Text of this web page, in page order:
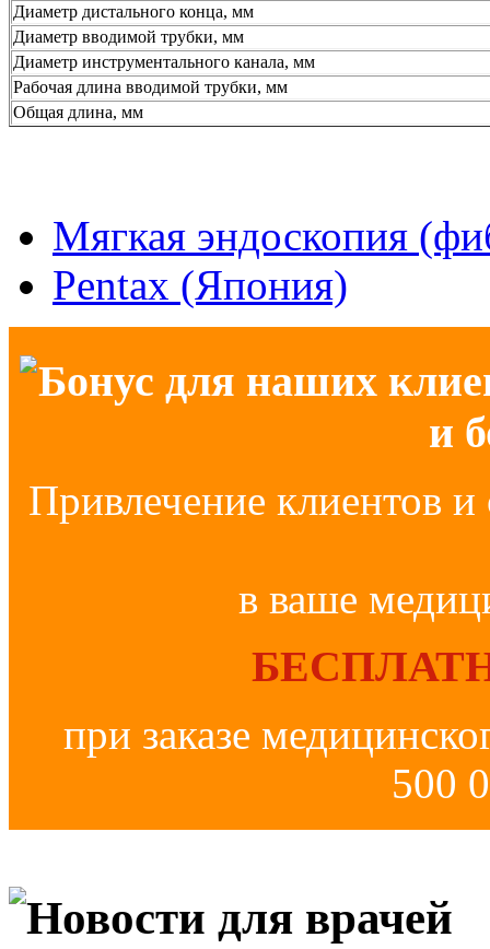
Диаметр дистального конца, мм
Диаметр вводимой трубки, мм
Диаметр инструментального канала, мм
Рабочая длина вводимой трубки, мм
Общая длина, мм
Мягкая эндоскопия
Pentax (Япония)
Бонус для наших
и
Привлечение клиентов и
в ваше
при заказе
500
Новости для врачей